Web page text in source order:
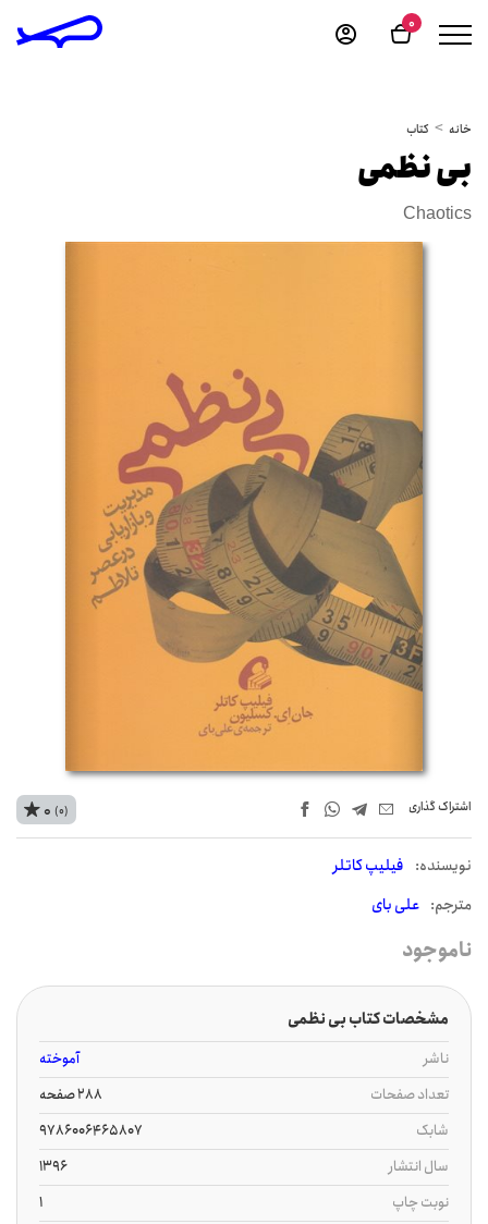
0
خانه کتاب
بی نظمی
Chaotics
اشتراک‌ گذاری
نويسنده: فیلیپ کاتلر
مترجم: علی بای
0 (0)
ناموجود
مشخصات کتاب بی نظمی
ناشر
آموخته
تعداد صفحات
288 صفحه
شابک
9786006465807
سال انتشار
1396
نوبت چاپ
1